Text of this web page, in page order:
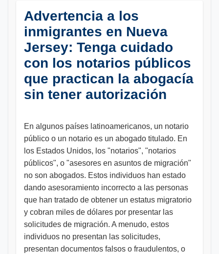
Advertencia a los
inmigrantes en Nueva
Jersey: Tenga cuidado
con los notarios públicos
que practican la abogacía
sin tener autorización
En algunos países latinoamericanos, un notario
público o un notario es un abogado titulado. En
los Estados Unidos, los "notarios", "notarios
públicos", o "asesores en asuntos de migración"
no son abogados. Estos individuos han estado
dando asesoramiento incorrecto a las personas
que han tratado de obtener un estatus migratorio
y cobran miles de dólares por presentar las
solicitudes de migración. A menudo, estos
individuos no presentan las solicitudes,
presentan documentos falsos o fraudulentos, o